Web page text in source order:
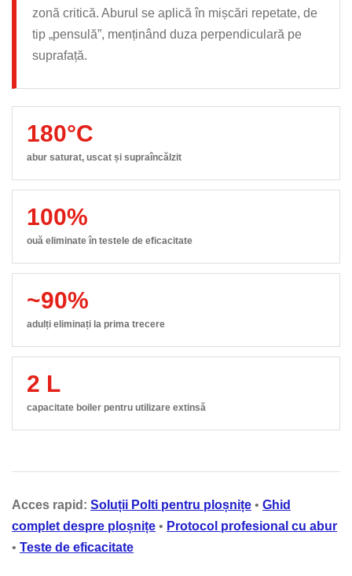
zonă critică. Aburul se aplică în mișcări repetate, de
tip „pensulă”, menținând duza perpendiculară pe
suprafață.
180°C
abur saturat, uscat și supraîncălzit
100%
ouă eliminate în testele de eficacitate
~90%
adulți eliminați la prima trecere
2 L
capacitate boiler pentru utilizare extinsă
Acces rapid: Soluții Polti pentru ploșnițe • Ghid
complet despre ploșnițe • Protocol profesional cu abur
• Teste de eficacitate